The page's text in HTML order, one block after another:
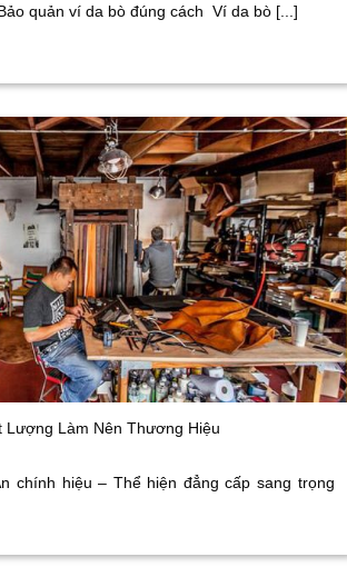
quản ví da bò đúng cách Ví da bò [...]
Lượng Làm Nên Thương Hiệu
chính hiệu – Thể hiện đẳng cấp sang trọng